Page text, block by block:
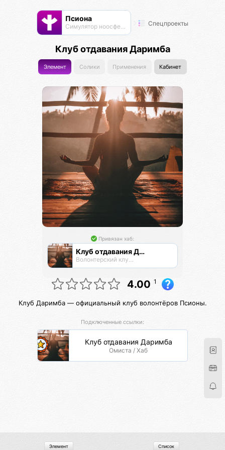
Псиона
Cимулятор ноосферы Спецпроекты
Клуб отдавания Даримба
Элемент Солики Применения Кабинет
Привязан хаб:
Клуб отдавания Даримба
Волонтерский клуб Псионы
4.00 1
Клуб Даримба — официальный клуб волонтёров Псионы.
Подключенные ссылки:
Клуб отдавания Даримба
Омиста / Хаб
Элемент Список